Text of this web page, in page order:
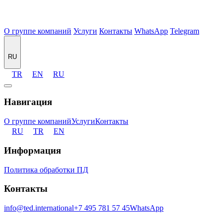
О группе компаний Услуги Контакты WhatsApp Telegram
RU
TR EN RU
Навигация
О группе компанийУслугиКонтакты
RU
TR EN
Информация
Политика обработки ПД
Контакты
info@ted.international+7 495 781 57 45WhatsApp